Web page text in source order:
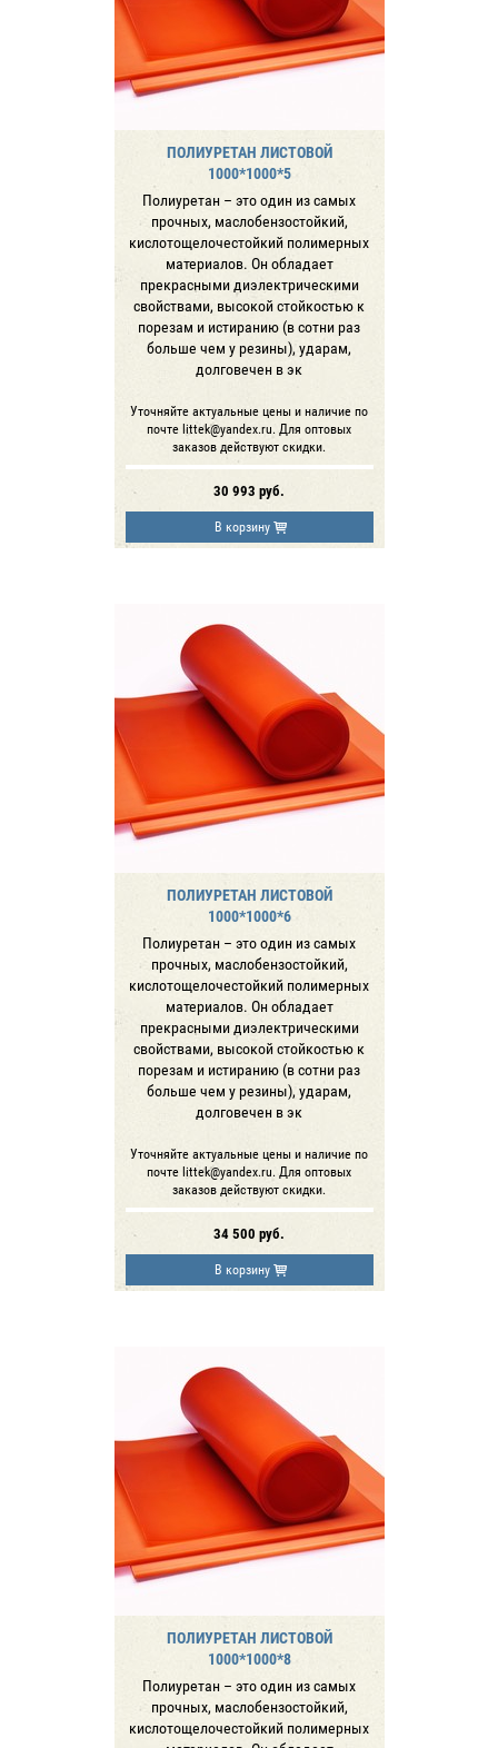
ПОЛИУРЕТАН ЛИСТОВОЙ
1000*1000*5
Полиуретан – это один из самых
прочных, маслобензостойкий,
кислотощелочестойкий полимерных
материалов. Он обладает
прекрасными диэлектрическими
свойствами, высокой стойкостью к
порезам и истиранию (в сотни раз
больше чем у резины), ударам,
долговечен в эк
Уточняйте актуальные цены и наличие по
почте littek@yandex.ru. Для оптовых
заказов действуют скидки.
30 993 руб.
В корзину
ПОЛИУРЕТАН ЛИСТОВОЙ
1000*1000*6
Полиуретан – это один из самых
прочных, маслобензостойкий,
кислотощелочестойкий полимерных
материалов. Он обладает
прекрасными диэлектрическими
свойствами, высокой стойкостью к
порезам и истиранию (в сотни раз
больше чем у резины), ударам,
долговечен в эк
Уточняйте актуальные цены и наличие по
почте littek@yandex.ru. Для оптовых
заказов действуют скидки.
34 500 руб.
В корзину
ПОЛИУРЕТАН ЛИСТОВОЙ
1000*1000*8
Полиуретан – это один из самых
прочных, маслобензостойкий,
кислотощелочестойкий полимерных